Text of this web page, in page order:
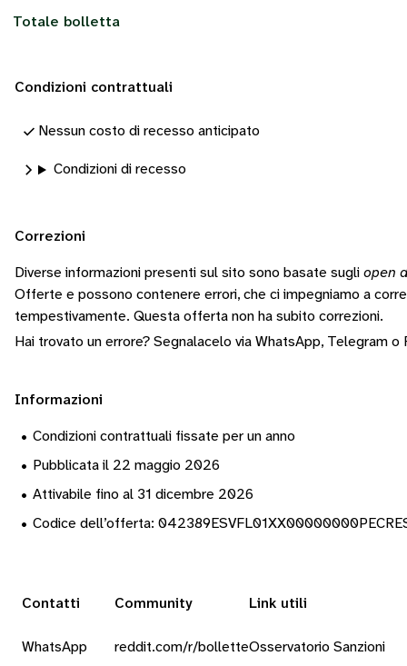
Totale bolletta
Condizioni contrattuali
Nessun costo di recesso anticipato
Condizioni di recesso
Correzioni
Diverse informazioni presenti sul sito sono basate sugli open
Offerte e possono contenere errori, che ci impegniamo a
tempestivamente. Questa offerta non ha subito correzioni.
Hai trovato un errore? Segnalacelo via WhatsApp, Telegram o
Informazioni
• Condizioni contrattuali fissate per un anno
• Pubblicata il 22 maggio 2026
• Attivabile fino al 31 dicembre 2026
• Codice dell’offerta:
Contatti
WhatsApp
Community
reddit.com/r/bollette
Link utili
Osservatorio Sanzioni